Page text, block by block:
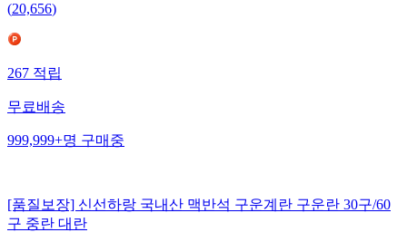
(20,656)
267적립
무료배송
999,999+명구매중
[품질보장] 신선하랑 국내산 맥반석 구운계란 구운란 30구/60
구 중란 대란